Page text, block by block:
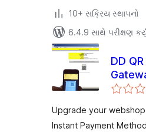
10+ સક્રિય સ્થાપનો
6.4.9 સાથે પરીક્ષણ
DD
Upgrade your
Instant Payment